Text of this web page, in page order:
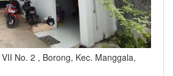
No. 2 , Borong, Kec. Manggala,